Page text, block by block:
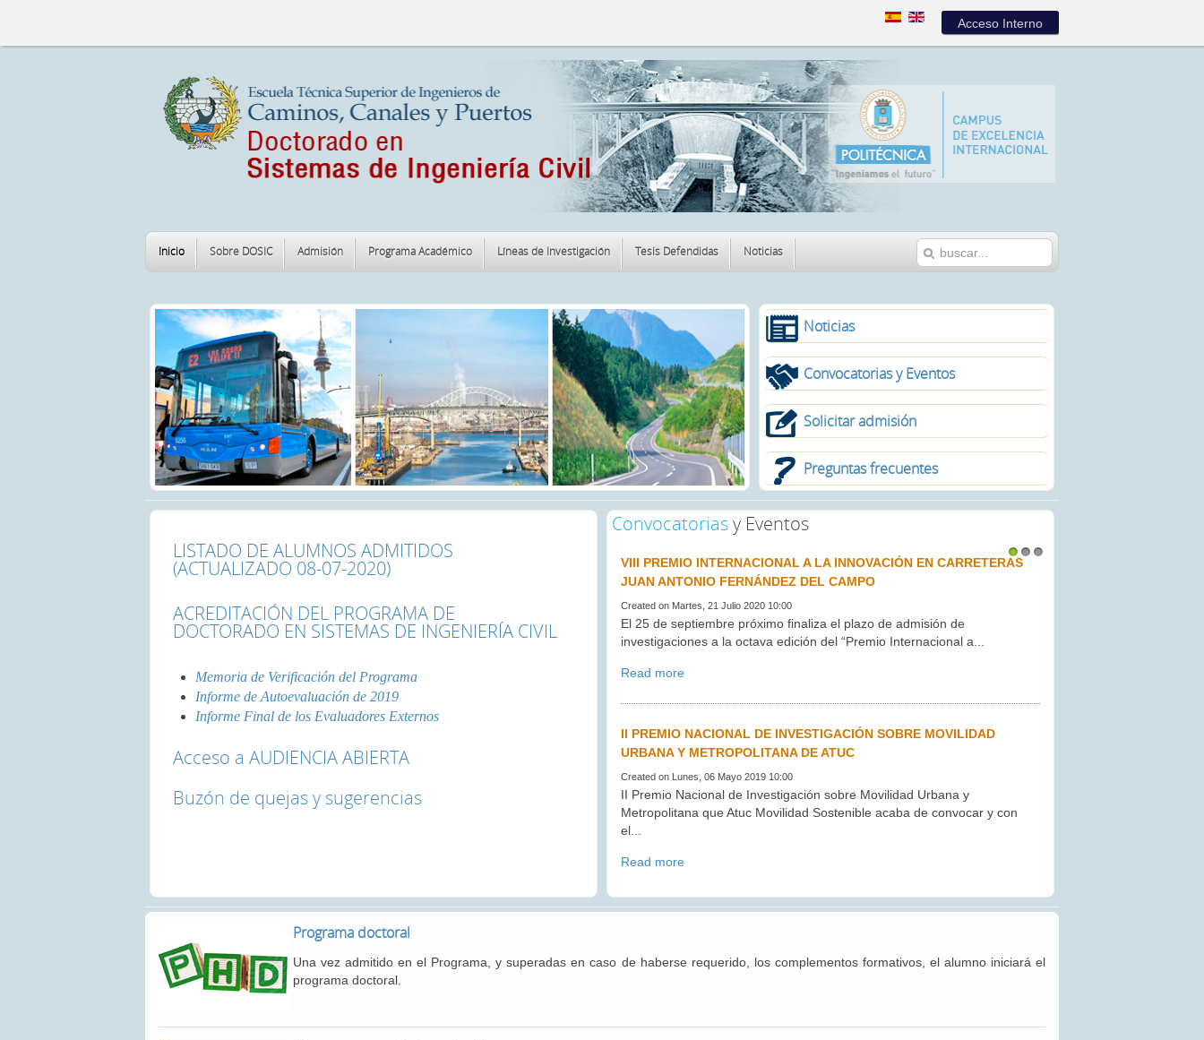
Acceso Interno
Inicio Sobre DOSIC Admisión Programa Académico Líneas de Investigación Tesis Defendidas Noticias
Noticias
Convocatorias y Eventos
Solicitar admisión
Preguntas frecuentes
LISTADO DE ALUMNOS ADMITIDOS
(ACTUALIZADO 08-07-2020)
ACREDITACIÓN DEL PROGRAMA DE
DOCTORADO EN SISTEMAS DE INGENIERÍA CIVIL
Memoria de Verificación del Programa
Informe de Autoevaluación de 2019
Informe Final de los Evaluadores Externos
Acceso a AUDIENCIA ABIERTA
Buzón de quejas y sugerencias
Convocatoriasy Eventos
1 2
VIII PREMIO INTERNACIONAL A LA INNOVACIÓN EN CARRETERAS
JUAN ANTONIO FERNÁNDEZ DEL CAMPO
Created on Martes, 21 Julio 2020 10:00
El 25 de septiembre próximo finaliza el plazo de admisión de
investigaciones a la octava edición del “Premio Internacional a...
Read more
II PREMIO NACIONAL DE INVESTIGACIÓN SOBRE MOVILIDAD
URBANA Y METROPOLITANA DE ATUC
Created on Lunes, 06 Mayo 2019 10:00
II Premio Nacional de Investigación sobre Movilidad Urbana y
Metropolitana que Atuc Movilidad Sostenible acaba de convocar y con
el...
Read more
Programa doctoral
Una vez admitido en el Programa, y superadas en caso de haberse requerido, los complementos formativos, el alumno iniciará el
programa doctoral.